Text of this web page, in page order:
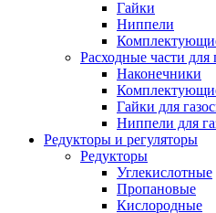
Гайки
Ниппели
Расходные части для
Наконечники
Гайки для
Ниппели для
Редукторы и регуляторы
Редукторы
Углекислотные
Пропановые
Кислородные